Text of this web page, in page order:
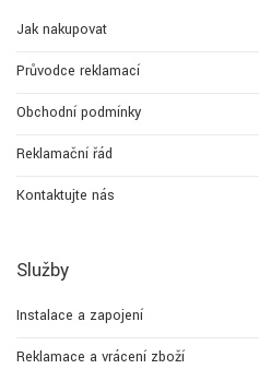
Jak nakupovat
Průvodce reklamací
Obchodní podmínky
Reklamační řád
Kontaktujte nás
Služby
Instalace a zapojení
Reklamace a vrácení zboží